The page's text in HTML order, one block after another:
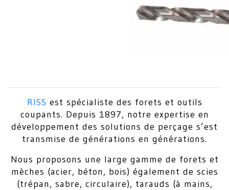
RISS est spécialiste des forets et outils
coupants. Depuis 1897, notre expertise en
développement des solutions de perçage s’est
transmise de générations en générations.
Nous proposons une large gamme de forets et
mèches (acier, béton, bois) également de scies
(trépan, sabre, circulaire), tarauds (à mains,